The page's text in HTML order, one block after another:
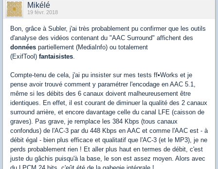
Mikélé
19 févr. 2018
Bon, grâce à Subler, j'ai très probablement pu confirmer que les outils
d'analyse des vidéos contenant du "AAC Surround" affichent des
données partiellement (MediaInfo) ou totalement
(ExifTool) fantaisistes
Compte-tenu de cela, j'ai pu insister sur mes tests ff•Works et je
pense avoir trouvé comment y paramétrer l'encodage en AAC 5.1,
même si les débits des 6 canaux doivent malheureusement être
identiques. En effet, il est courant de diminuer la qualité des 2 canaux
surround arrière, et encore davantage celle du canal LFE (caisson de
graves). Pas grave, je remplace les 384 Kbps (tous canaux
confondus) de l'AC-3 par du 448 Kbps en AAC et comme l'AAC est - à
débit égal - bien plus efficace et qualitatif que l'AC-3 (et le MP3), je ne
perds probablement rien ! Et aller plus haut en termes de débit, c'est
juste du gâchis puisqu'à la base, le son est assez moyen. Alors avec